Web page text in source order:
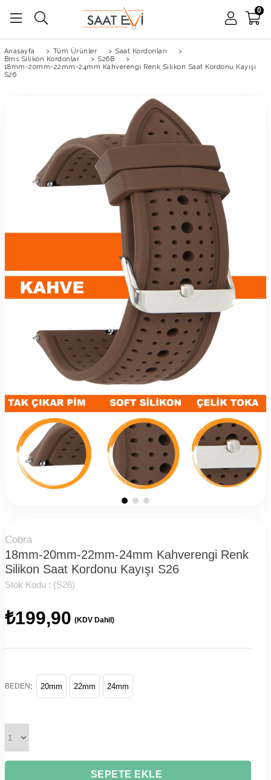
0
Anasayfa > Tüm Ürünler > Saat Kordonları
>
Bms Silikon Kordonlar
> S26B
>
18mm-20mm-22mm-24mm Kahverengi Renk Silikon Saat Kordonu Kayışı
S26
Cobra
18mm-20mm-22mm-24mm Kahverengi Renk
Silikon Saat Kordonu Kayışı S26
Stok Kodu : (S26)
₺199,90 (KDV Dahil)
BEDEN : 20mm 22mm 24mm